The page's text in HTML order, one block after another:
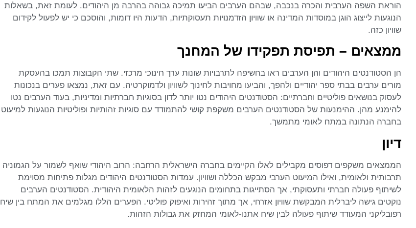
הוראת השפה הערבית והכרה בנכבה, שבהם הערבים הביעו תמיכה גבוהה בהרבה מן היהודים. לעומת זאת, בשאלות
הנוגעות לייצוג הוגן במוסדות המדינה או שוויון הזדמנויות תעסוקתיות, הדעות היו דומות, והוסכם כי יש לפעול לקידום
שוויון כזה.
ממצאים – תפיסת תפקידו של המחנך
הן הסטודנטים היהודים והן הערבים ראו בחשיפה לתרבויות שונות ערך חינוכי מרכזי. שתי הקבוצות תמכו בהעסקת
מורים ערבים בבתי ספר יהודיים ולהפך, והביעו מחויבות לחינוך לשוויון ולדמוקרטיה. עם זאת, נמצאו פערים בנכונות
לעסוק בנושאים פוליטיים וחברתיים: הסטודנטים היהודים נטו יותר לדון בסוגיות חברתיות ומדיניות, בעוד הערבים נטו
להימנע מהן. ההימנעות של הסטודנטים הערבים משקפת קושי להתמודד עם סוגיות זהותיות ופוליטיות הנוגעות למיעוט
בחברה הנתונה במתח לאומי מתמשך.
דיון
הממצאים משקפים דפוסים מקבילים לאלו הקיימים בחברה הישראלית הרחבה: הרוב היהודי שואף לשמור על הגמוניה
תרבותית ולאומית, ואילו המיעוט הערבי מבקש הכללה ושוויון. עמדות הסטודנטים היהודים מגלות פתיחות מסוימת
לשיתוף פעולה חברתי ותעסוקתי, אך הסתייגות בתחומים הנוגעים לזהות הלאומית היהודית. הסטודנטים הערבים
נוקטים גישה ליברלית המבקשת שוויון אזרחי, אך מתוך זהירות ואיפוק פוליטי. הפערים הללו מגלמים את המתח בין שיח
רפובליקני המעודד שיתוף פעולה לבין שיח אתנו-לאומי המחזק את גבולות הזהות.